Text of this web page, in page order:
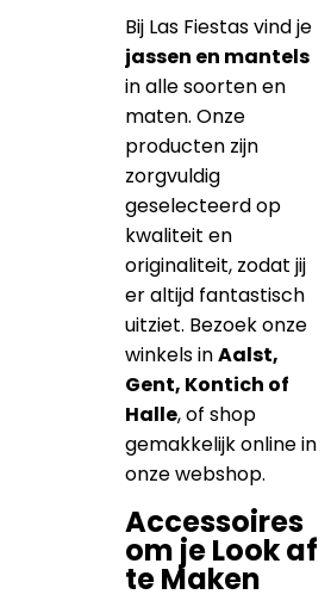
Bij Las Fiestas vind je
jassen en mantels
in alle soorten en
maten. Onze
producten zijn
zorgvuldig
geselecteerd op
kwaliteit en
originaliteit, zodat jij
er altijd fantastisch
uitziet. Bezoek onze
winkels inAalst,
Gent, Kontich of
Halle, of shop
gemakkelijk online in
onze webshop.
Accessoires
om je Look af
te Maken